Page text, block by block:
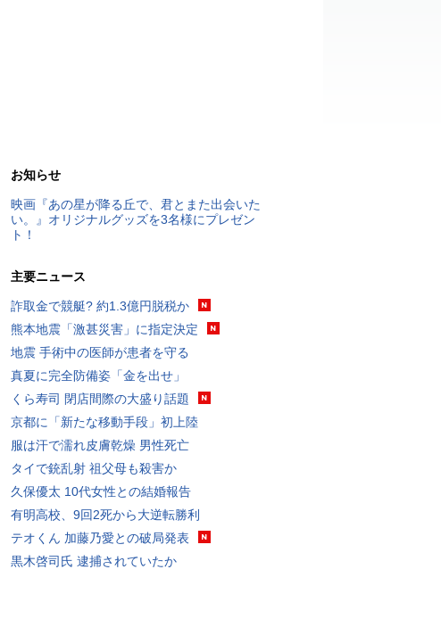
お知らせ
映画『あの星が降る丘で、君とまた出会いた
い。』オリジナルグッズを3名様にプレゼン
ト！
主要ニュース
詐取金で競艇? 約1.3億円脱税か
熊本地震「激甚災害」に指定決定
地震 手術中の医師が患者を守る
真夏に完全防備姿「金を出せ」
くら寿司 閉店間際の大盛り話題
京都に「新たな移動手段」初上陸
服は汗で濡れ皮膚乾燥 男性死亡
タイで銃乱射 祖父母も殺害か
久保優太 10代女性との結婚報告
有明高校、9回2死から大逆転勝利
テオくん 加藤乃愛との破局発表
黒木啓司氏 逮捕されていたか